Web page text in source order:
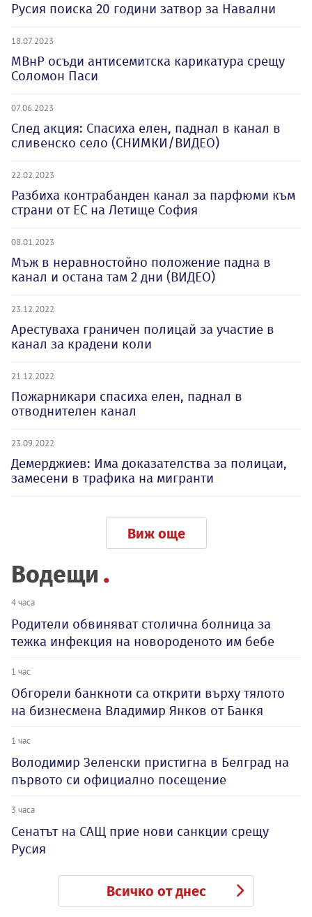
Русия поиска 20 години затвор за Навални
18.07.2023
МВнР осъди антисемитска карикатура срещу
Соломон Паси
07.06.2023
След акция: Спасиха елен, паднал в канал в
сливенско село (СНИМКИ/ВИДЕО)
22.02.2023
Разбиха контрабанден канал за парфюми към
страни от ЕС на Летище София
08.01.2023
Мъж в неравностойно положение падна в
канал и остана там 2 дни (ВИДЕО)
23.12.2022
Арестуваха граничен полицай за участие в
канал за крадени коли
21.12.2022
Пожарникари спасиха елен, паднал в
отводнителен канал
23.09.2022
Демерджиев: Има доказателства за полицаи,
замесени в трафика на мигранти
Виж още
Водещи
4 часа
Родители обвиняват столична болница за
тежка инфекция на новороденото им бебе
1 час
Обгорели банкноти са открити върху тялото
на бизнесмена Владимир Янков от Банкя
1 час
Володимир Зеленски пристигна в Белград на
първото си официално посещение
3 часа
Сенатът на САЩ прие нови санкции срещу
Русия
Всичко от днес